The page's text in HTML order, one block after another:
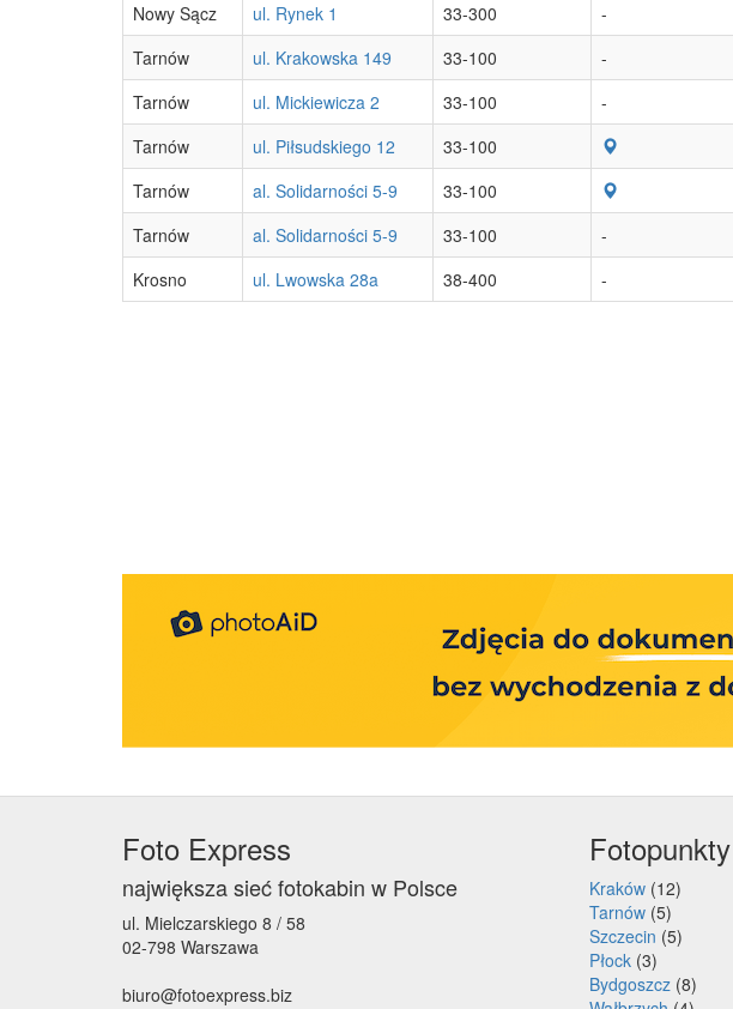
Nowy Sącz
ul. Rynek 1 33-300
-
Tarnów
ul. Krakowska 149 33-100
-
Tarnów
ul. Mickiewicza 2 33-100
-
Tarnów
ul. Piłsudskiego 12
33-100
Tarnów
al. Solidarności 5-9
33-100
Tarnów
al. Solidarności 5-9 33-100
-
Krosno
ul. Lwowska 28a 38-400 -
Foto Express
największa sieć fotokabin w Polsce
ul. Mielczarskiego 8 / 58
02-798 Warszawa
biuro@fotoexpress.biz
Fotopunkty
Kraków (12)
Tarnów (5)
Szczecin (5)
Płock (3)
Bydgoszcz (8)